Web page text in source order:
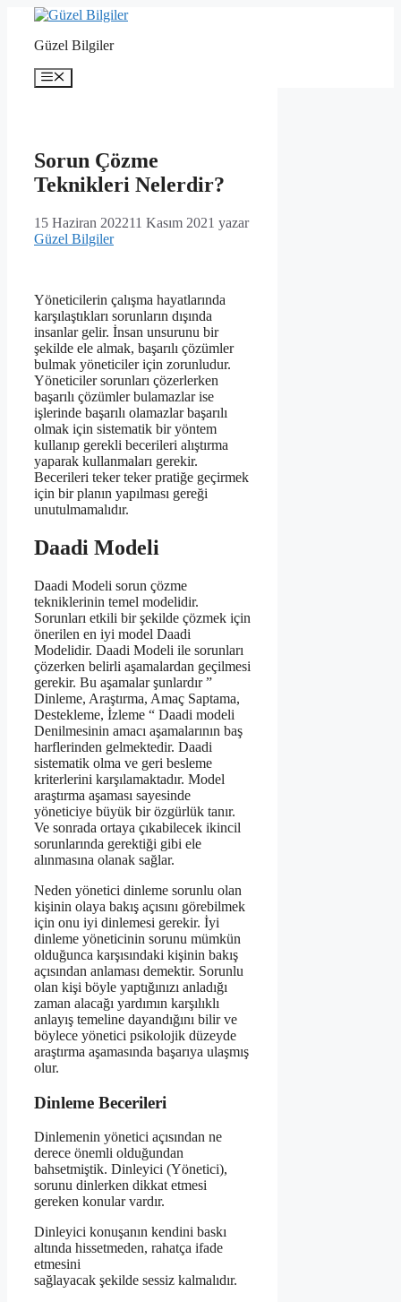
İçeriğe
Güzel Bilgiler
Menü
Sorun Çözme
Teknikleri Nelerdir?
15 Haziran 202211 Kasım 2021 yazar
Güzel Bilgiler
Yöneticilerin çalışma hayatlarında
karşılaştıkları sorunların dışında
insanlar gelir. İnsan unsurunu bir
şekilde ele almak, başarılı çözümler
bulmak yöneticiler için zorunludur.
Yöneticiler sorunları çözerlerken
başarılı çözümler bulamazlar ise
işlerinde başarılı olamazlar başarılı
olmak için sistematik bir yöntem
kullanıp gerekli becerileri alıştırma
yaparak kullanmaları gerekir.
Becerileri teker teker pratiğe geçirmek
için bir planın yapılması gereği
unutulmamalıdır.
Daadi Modeli
Daadi Modeli sorun çözme
tekniklerinin temel modelidir.
Sorunları etkili bir şekilde çözmek için
önerilen en iyi model Daadi
Modelidir. Daadi Modeli ile sorunları
çözerken belirli aşamalardan geçilmesi
gerekir. Bu aşamalar şunlardır ”
Dinleme, Araştırma, Amaç Saptama,
Destekleme, İzleme “ Daadi modeli
Denilmesinin amacı aşamalarının baş
harflerinden gelmektedir. Daadi
sistematik olma ve geri besleme
kriterlerini karşılamaktadır. Model
araştırma aşaması sayesinde
yöneticiye büyük bir özgürlük tanır.
Ve sonrada ortaya çıkabilecek ikincil
sorunlarında gerektiği gibi ele
alınmasına olanak sağlar.
Neden yönetici dinleme sorunlu olan
kişinin olaya bakış açısını görebilmek
için onu iyi dinlemesi gerekir. İyi
dinleme yöneticinin sorunu mümkün
olduğunca karşısındaki kişinin bakış
açısından anlaması demektir. Sorunlu
olan kişi böyle yaptığınızı anladığı
zaman alacağı yardımın karşılıklı
anlayış temeline dayandığını bilir ve
böylece yönetici psikolojik düzeyde
araştırma aşamasında başarıya ulaşmış
olur.
Dinleme Becerileri
Dinlemenin yönetici açısından ne
derece önemli olduğundan
bahsetmiştik. Dinleyici (Yönetici),
sorunu dinlerken dikkat etmesi
gereken konular vardır.
Dinleyici konuşanın kendini baskı
altında hissetmeden, rahatça ifade
etmesini
sağlayacak şekilde sessiz kalmalıdır.